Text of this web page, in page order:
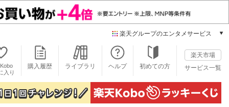
楽天グループのエンタメサービス
本/ゲーム/CD/DVD
楽天ブックス
電子書籍
楽天Kobo
雑誌読み放題
入り
購入履歴 ライブラリ ヘルプ 初めての方
楽天市場
サービス一覧